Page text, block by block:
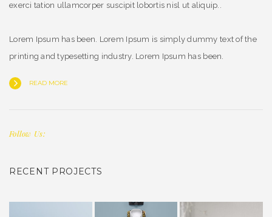
exerci tation ullamcorper suscipit lobortis nisl ut aliquip..
Lorem Ipsum has been. Lorem Ipsum is simply dummy text of the
printing and typesetting industry. Lorem Ipsum has been.
READ MORE
Follow Us:
RECENT PROJECTS